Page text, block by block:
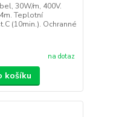
30W/m, 400V.
Teplotní
(10min.). Ochranné
na dotaz
košíku